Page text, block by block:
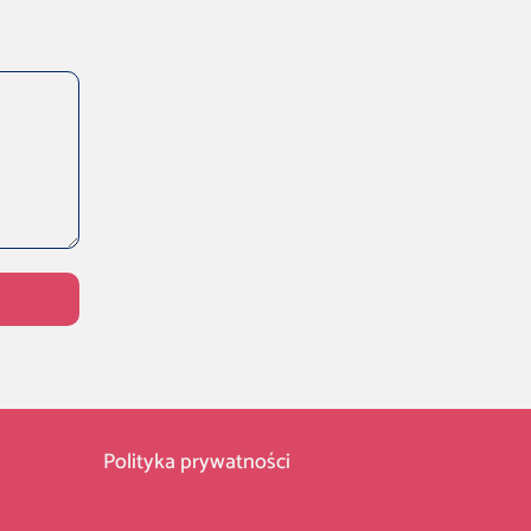
Polityka prywatności